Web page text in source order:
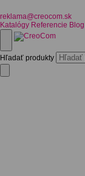
reklama@creocom.sk
Katalógy Referencie Blog
Hľadať produkty